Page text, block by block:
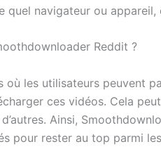
quel navigateur ou
Reddit ?
où les utilisateurs
ces vidéos. Cela
Ainsi,
pour rester au top parmi